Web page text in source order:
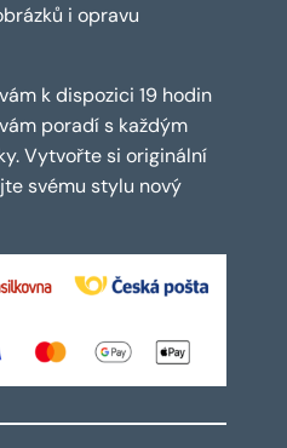
i opravu
k dispozici 19 hodin
poradí s každým
Vytvořte si originální
svému stylu nový